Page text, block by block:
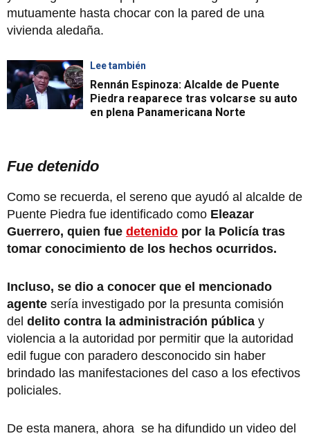
mutuamente hasta chocar con la pared de una
vivienda aledaña.
Lee también
Rennán Espinoza: Alcalde de Puente
Piedra reaparece tras volcarse su auto
en plena Panamericana Norte
Fue detenido
Como se recuerda, el sereno que ayudó al alcalde de
Puente Piedra fue identificado como Eleazar
Guerrero, quien fue detenido por la Policía tras
tomar conocimiento de los hechos ocurridos.
Incluso, se dio a conocer que el mencionado
agente sería investigado por la presunta comisión
del delito contra la administración pública y
violencia a la autoridad por permitir que la autoridad
edil fugue con paradero desconocido sin haber
brindado las manifestaciones del caso a los efectivos
policiales.
De esta manera, ahora se ha difundido un video del